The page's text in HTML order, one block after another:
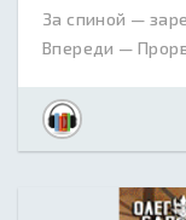
За спиной —
Впереди —